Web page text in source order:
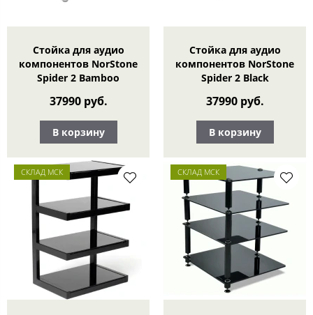
Стойка для аудио
компонентов NorStone
Spider 2 Bamboo
37990 руб.
В корзину
Стойка для аудио
компонентов NorStone
Spider 2 Black
37990 руб.
В корзину
СКЛАД МСК СКЛАД МСК